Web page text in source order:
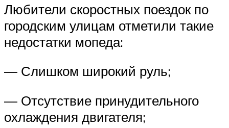
Любители скоростных поездок по
городским улицам отметили такие
недостатки мопеда:
— Слишком широкий руль;
— Отсутствие принудительного
охлаждения двигателя;